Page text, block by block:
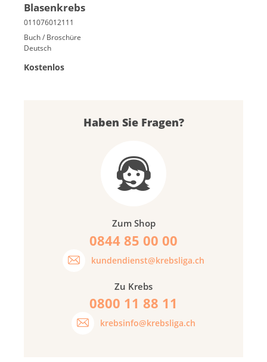
Bla­sen­krebs
Buch / Broschüre
Deutsch
Kostenlos
Haben Sie Fragen?
Zum Shop
0844 85 00 00
kundendienst@krebsliga.ch
Zu Krebs
0800 11 88 11
krebsinfo@krebsliga.ch